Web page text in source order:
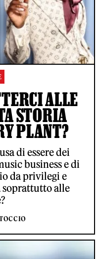
ALLE
STORIA
PLANT?
di essere dei
business e di
da privilegi e
alle